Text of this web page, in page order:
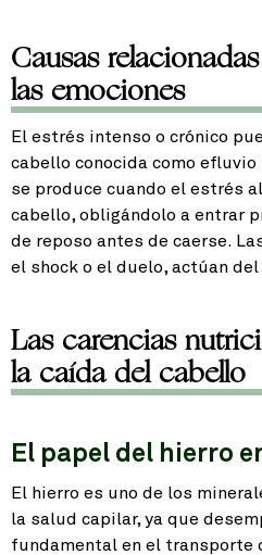
Causas
las emociones
El estrés intenso o crónico
cabello conocida como
se produce cuando el estrés
cabello, obligándolo a entrar
de reposo antes de caerse.
el shock o el duelo, actúan
Las carencias
la caída del cabello
El papel del hierro
El hierro es uno de los
la salud capilar, ya que
fundamental en el transporte